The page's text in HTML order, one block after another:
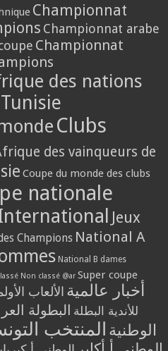
Championnat
Championnat arabe
Championnat
des nations
Clubs
des vainqueurs de
Coupe du monde des clubs
nationale
Jeux
Champions National A
National B dames
Non classé @ar Super coupe
أخبار عالمية الألعاب
للأندية البطلة البطولة
الوطنية المنتخب